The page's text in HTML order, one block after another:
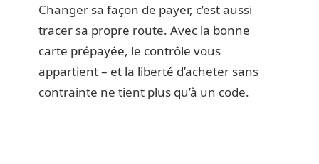
Changer sa façon de payer, c’est aussi
tracer sa propre route. Avec la bonne
carte prépayée, le contrôle vous
appartient – et la liberté d’acheter sans
contrainte ne tient plus qu’à un code.